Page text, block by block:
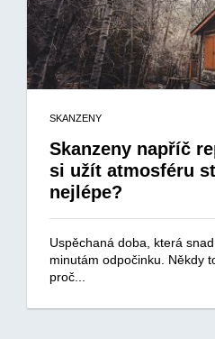
SKANZENY
Skanzeny napříč
si užít atmosféru
nejlépe?
Uspěchaná doba, která
minutám odpočinku. Někdy
proč...